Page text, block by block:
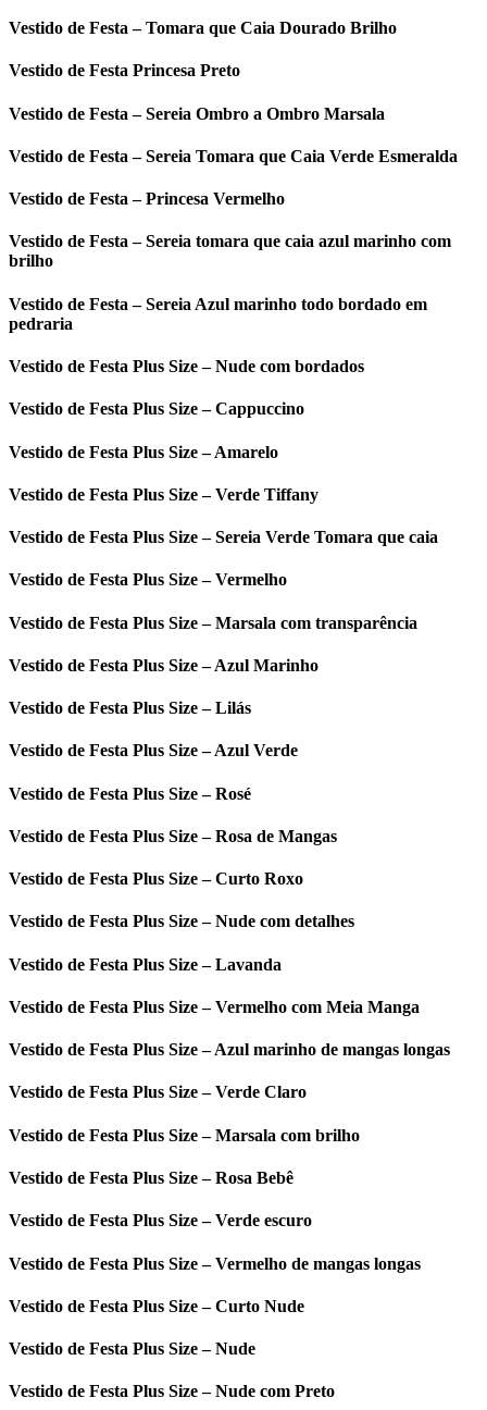
Vestido de Festa – Tomara que Caia Dourado Brilho
Vestido de Festa Princesa Preto
Vestido de Festa – Sereia Ombro a Ombro Marsala
Vestido de Festa – Sereia Tomara que Caia Verde Esmeralda
Vestido de Festa – Princesa Vermelho
Vestido de Festa – Sereia tomara que caia azul marinho com
brilho
Vestido de Festa – Sereia Azul marinho todo bordado em
pedraria
Vestido de Festa Plus Size – Nude com bordados
Vestido de Festa Plus Size – Cappuccino
Vestido de Festa Plus Size – Amarelo
Vestido de Festa Plus Size – Verde Tiffany
Vestido de Festa Plus Size – Sereia Verde Tomara que caia
Vestido de Festa Plus Size – Vermelho
Vestido de Festa Plus Size – Marsala com transparência
Vestido de Festa Plus Size – Azul Marinho
Vestido de Festa Plus Size – Lilás
Vestido de Festa Plus Size – Azul Verde
Vestido de Festa Plus Size – Rosé
Vestido de Festa Plus Size – Rosa de Mangas
Vestido de Festa Plus Size – Curto Roxo
Vestido de Festa Plus Size – Nude com detalhes
Vestido de Festa Plus Size – Lavanda
Vestido de Festa Plus Size – Vermelho com Meia Manga
Vestido de Festa Plus Size – Azul marinho de mangas longas
Vestido de Festa Plus Size – Verde Claro
Vestido de Festa Plus Size – Marsala com brilho
Vestido de Festa Plus Size – Rosa Bebê
Vestido de Festa Plus Size – Verde escuro
Vestido de Festa Plus Size – Vermelho de mangas longas
Vestido de Festa Plus Size – Curto Nude
Vestido de Festa Plus Size – Nude
Vestido de Festa Plus Size – Nude com Preto